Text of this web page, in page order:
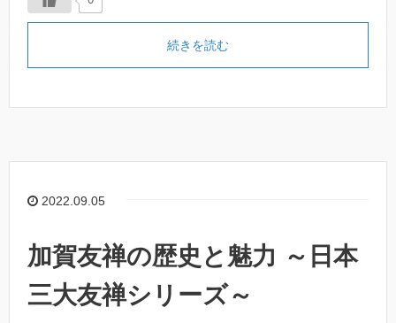
続きを読む
2022.09.05
加賀友禅の歴史と魅力 ～日本
三大友禅シリーズ～